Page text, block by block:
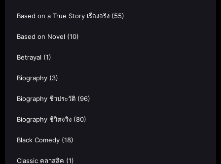
Based on a True Story เรื่องจริง (55)
Based on Novel (10)
Betrayal (1)
Biography (3)
Biography ชีวประวัติ (96)
Biography ชีวิตจริง (80)
Black Comedy (18)
Classic คลาสสิค (1)